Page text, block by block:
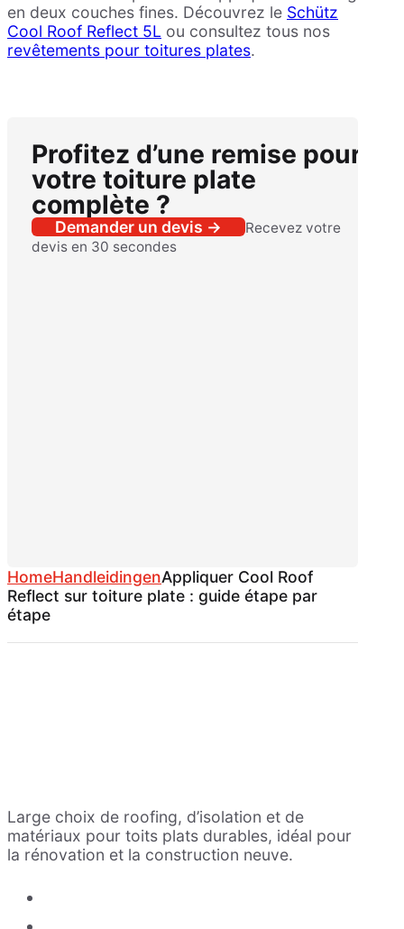
en deux couches fines. Découvrez le Schütz
Cool Roof Reflect 5L ou consultez tous nos
revêtements pour toitures plates.
Profitez d’une remise pour
votre toiture plate
complète ?
Demander un devis →
Recevez votre
devis en 30 secondes
HomeHandleidingenAppliquer Cool Roof
Reflect sur toiture plate : guide étape par
étape
Large choix de roofing, d’isolation et de
matériaux pour toits plats durables, idéal pour
la rénovation et la construction neuve.